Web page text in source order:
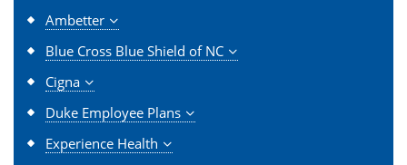
Ambetter
Blue Cross Blue Shield of NC
Cigna
Duke Employee Plans
Experience Health